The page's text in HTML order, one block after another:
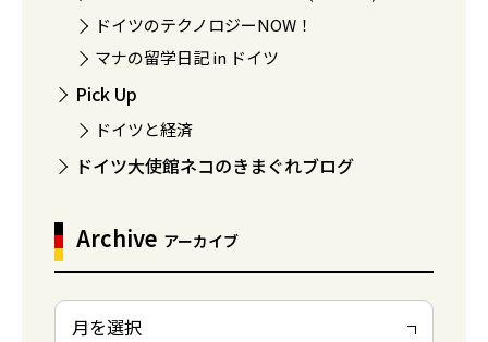
ドイツのテクノロジーNOW！
マナの留学日記 in ドイツ
Pick Up
ドイツと経済
ドイツ大使館ネコのきまぐれブログ
Archive アーカイブ